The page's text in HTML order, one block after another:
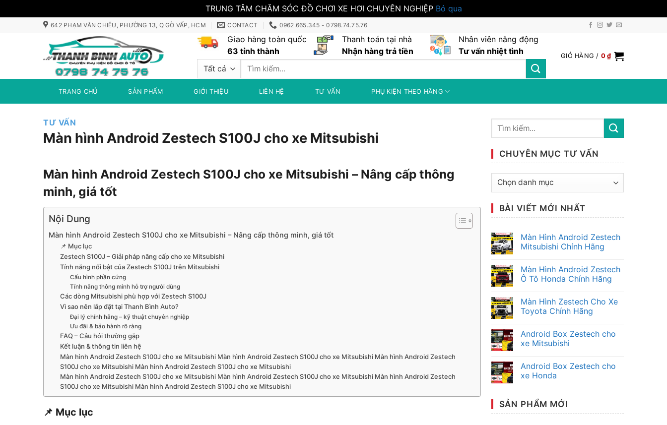
TRUNG TÂM CHĂM SÓC ĐỒ CHƠI XE HƠI CHUYÊN NGHIỆP Bỏ qua
642 PHẠM VĂN CHIÊU, PHƯỜNG 13, Q GÒ VẤP, HCM CONTACT 0962.665.345 - 0798.74.75.76
Giao hàng toàn quốc
63 tỉnh thành
Thanh toán tại nhà
Nhận hàng trả tiền
Nhân viên năng động
Tư vấn nhiệt tình
Tìm
GIỎ HÀNG / 0₫
TRANG CHỦ SẢN PHẨM GIỚI THIỆU LIÊN HỆ TƯ VẤN PHỤ KIỆN THEO HÃNG
TƯ VẤN
Màn hình Android Zestech S100J cho xe Mitsubishi
Màn hình Android Zestech S100J cho xe Mitsubishi – Nâng cấp thông
minh, giá tốt
Nội Dung
Màn hình Android Zestech S100J cho xe Mitsubishi – Nâng cấp thông minh, giá tốt
📌 Mục lục
Zestech S100J – Giải pháp nâng cấp cho xe Mitsubishi
Tính năng nổi bật của Zestech S100J trên Mitsubishi
Cấu hình phần cứng
Tính năng thông minh hỗ trợ người dùng
Các dòng Mitsubishi phù hợp với Zestech S100J
Vì sao nên lắp đặt tại Thanh Bình Auto?
Đại lý chính hãng – kỹ thuật chuyên nghiệp
Ưu đãi & bảo hành rõ ràng
FAQ – Câu hỏi thường gặp
Kết luận & thông tin liên hệ
Màn hình Android Zestech S100J cho xe Mitsubishi Màn hình Android Zestech S100J cho xe Mitsubishi Màn hình Android Zestech
S100J cho xe Mitsubishi Màn hình Android Zestech S100J cho xe Mitsubishi
Màn hình Android Zestech S100J cho xe Mitsubishi Màn hình Android Zestech S100J cho xe Mitsubishi Màn hình Android Zestech
S100J cho xe Mitsubishi Màn hình Android Zestech S100J cho xe Mitsubishi
📌 Mục lục
CHUYÊN MỤC TƯ VẤN
Chuyên
vấnBÀI VIẾT MỚI NHẤT
Màn Hình Android Zestech
Mitsubishi Chính Hãng
bình
luận
ở
Android
Zestech
Mitsubishi
Màn Hình Android Zestech
Ô Tô Honda Chính Hãng
bình
luận
ở
Android
Zestech
Ô
Chính
Hãng
Màn Hình Zestech Cho Xe
Toyota Chính Hãng
bình
luận
ở
Zestech
Cho
Xe
Android Box Zestech cho
xe Mitsubishi
bình
luận
ở
Zestech
cho
Android Box Zestech cho
xe Honda
luận
SẢN PHẨM MỚI